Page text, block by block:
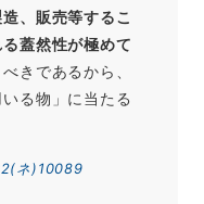
、販売等するこ
蓋然性が極めて
きであるから、
る物」に当たる
ネ)10089